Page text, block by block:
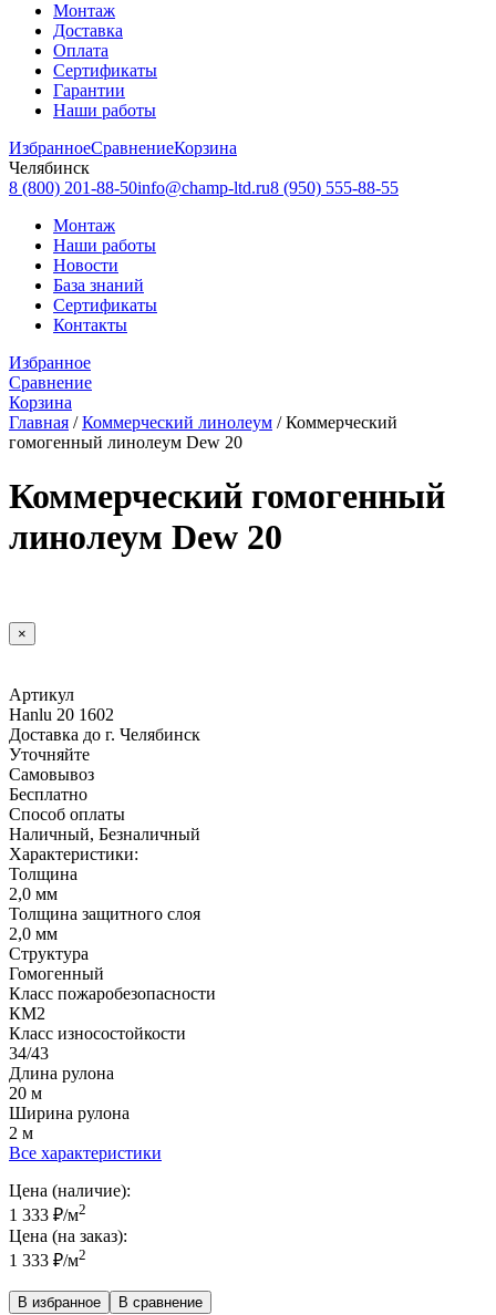
Монтаж
Доставка
Оплата
Сертификаты
Гарантии
Наши работы
ИзбранноеСравнениеКорзина
Челябинск
8 (800) 201-88-50info@champ-ltd.ru8 (950) 555-88-55
Монтаж
Наши работы
Новости
База знаний
Сертификаты
Контакты
Избранное
Сравнение
Корзина
Главная /Коммерческий линолеум /Коммерческий
гомогенный линолеум Dew 20
Коммерческий гомогенный
линолеум Dew 20
×
Артикул
Hanlu 20 1602
Доставка до г. Челябинск
Уточняйте
Самовывоз
Бесплатно
Способ оплаты
Наличный, Безналичный
Характеристики:
Толщина
2,0 мм
Толщина защитного слоя
2,0 мм
Структура
Гомогенный
Класс пожаробезопасности
КМ2
Класс износостойкости
34/43
Длина рулона
20 м
Ширина рулона
2 м
Все характеристики
Цена (наличие):
1 333 ₽/м2
Цена (на заказ):
1 333 ₽/м2
В избранное В сравнение